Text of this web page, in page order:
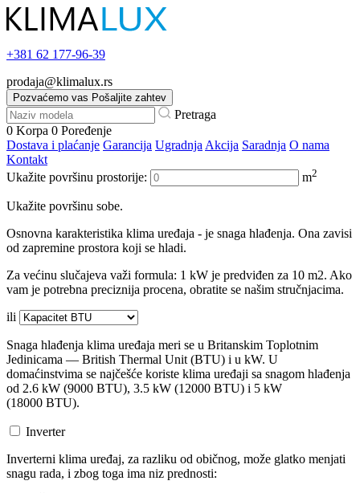
+381 62 177-96-39
prodaja@klimalux.rs
Pozvaćemo vas Pošaljite zahtev
Pretraga
0 Korpa 0 Poređenje
Dostava i plaćanje Garancija Ugradnja Akcija Saradnja O nama
Kontakt
Ukažite površinu prostorije:
m2
Ukažite površinu sobe.
Osnovna karakteristika klima uređaja - je snaga hlađenja. Ona zavisi
od zapremine prostora koji se hladi.
Za većinu slučajeva važi formula: 1 kW je predviđen za 10 m2. Ako
vam je potrebna preciznija procena, obratite se našim stručnjacima.
ili
Snaga hlađenja klima uređaja meri se u Britanskim Toplotnim
Jedinicama — British Thermal Unit (BTU) i u kW. U
domaćinstvima se najčešće koriste klima uređaji sa snagom hlađenja
od 2.6 kW (9000 BTU), 3.5 kW (12000 BTU) i 5 kW
(18000 BTU).
Inverter
Inverterni klima uređaj, za razliku od običnog, može glatko menjati
snagu rada, i zbog toga ima niz prednosti: